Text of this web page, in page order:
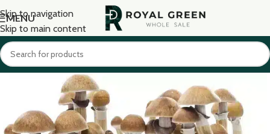
Skip to navigation
Skip to main content
MENU